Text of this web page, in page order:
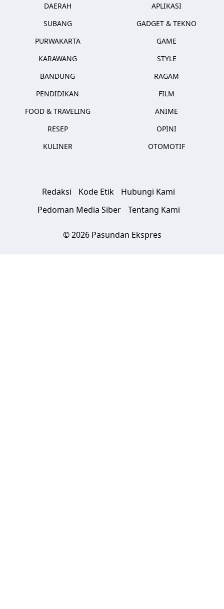
DAERAH
SUBANG
PURWAKARTA
KARAWANG
BANDUNG
PENDIDIKAN
FOOD & TRAVELING
RESEP
KULINER
APLIKASI
GADGET & TEKNO
GAME
STYLE
RAGAM
FILM
ANIME
OPINI
OTOMOTIF
Redaksi Kode Etik
Hubungi Kami
Pedoman Media Siber
Tentang Kami
© 2026 Pasundan Ekspres